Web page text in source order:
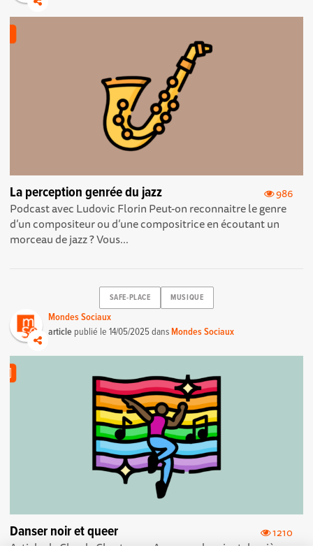
986
La perception genrée du jazz
Podcast avec Ludovic Florin Peut-on reconnaitre le genre
d’un compositeur ou d’une compositrice en écoutant un
morceau de jazz ? Vous...
SAFE-PLACE MUSIQUE
Mondes Sociaux
article publié le14/05/2025dansMondes Sociaux
1210
Danser noir et queer